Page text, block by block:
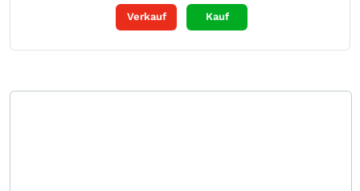
Verkauf Kauf